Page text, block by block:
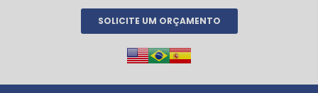
SOLICITE UM ORÇAMENTO